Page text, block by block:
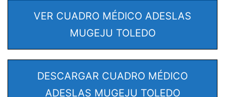
VER CUADRO MÉDICO ADESLAS
MUGEJU TOLEDO
DESCARGAR CUADRO MÉDICO
ADESLAS MUGEJU TOLEDO